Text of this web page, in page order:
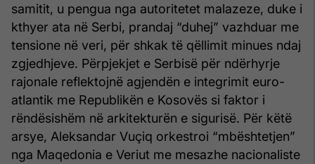
samitit, u pengua nga autoritetet malazeze, duke i
kthyer ata në Serbi, prandaj “duhej” vazhduar me
tensione në veri, për shkak të qëllimit minues ndaj
zgjedhjeve. Përpjekjet e Serbisë për ndërhyrje
rajonale reflektojnë agjendën e integrimit euro-
atlantik me Republikën e Kosovës si faktor i
rëndësishëm në arkitekturën e sigurisë. Për këtë
arsye, Aleksandar Vuçiq orkestroi “mbështetjen”
nga Maqedonia e Veriut me mesazhe nacionaliste